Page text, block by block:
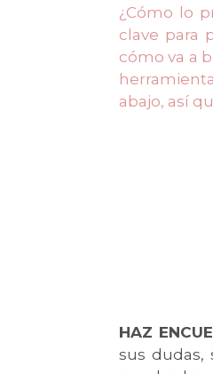
¿Cómo lo
clave para
cómo va a
abajo, así
HAZ
sus dudas,